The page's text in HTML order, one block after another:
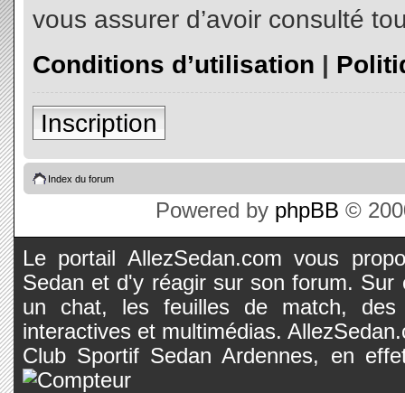
vous assurer d’avoir consulté
Conditions d’utilisation |
Inscription
Index du forum
Powered by phpBB ©
Le portail AllezSedan.com vous
Sedan et d'y réagir sur son forum.
un chat, les feuilles de match, des
interactives et multimédias.
Club Sportif Sedan Ardennes, en